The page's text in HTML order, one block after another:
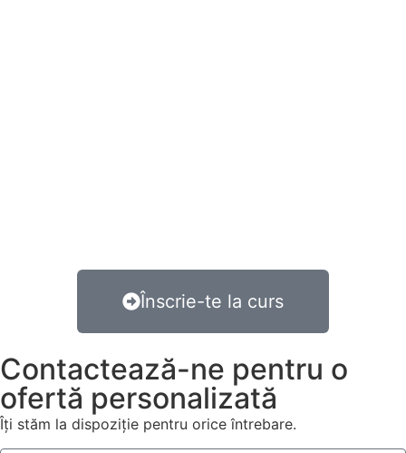
Înscrie-te la curs
Contactează-ne pentru o
ofertă personalizată
Îți stăm la dispoziție pentru orice întrebare.